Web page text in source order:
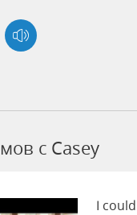
c Casey
I